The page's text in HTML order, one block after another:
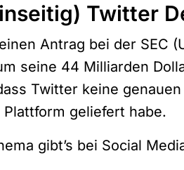
Twitter
Antrag bei der SEC
seine 44 Milliarden
Twitter keine
geliefert habe.
gibt’s bei Social